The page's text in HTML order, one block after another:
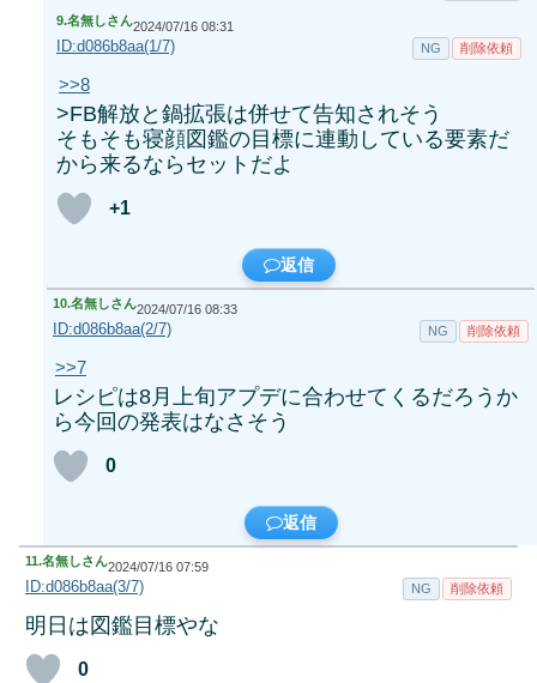
9.名無しさん2024/07/16 08:31
ID:d086b8aa(1/7) NG 削除依頼
>>8
>FB解放と鍋拡張は併せて告知されそう
そもそも寝顔図鑑の目標に連動している要素だ
から来るならセットだよ
+1
返信
10.名無しさん2024/07/16 08:33
ID:d086b8aa(2/7) NG 削除依頼
>>7
レシピは8月上旬アプデに合わせてくるだろうか
ら今回の発表はなさそう
0
返信
11.名無しさん2024/07/16 07:59
ID:d086b8aa(3/7) NG 削除依頼
明日は図鑑目標やな
0